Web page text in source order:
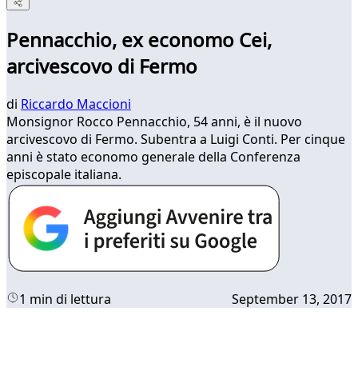
Pennacchio, ex economo Cei,
arcivescovo di Fermo
di Riccardo Maccioni
Monsignor Rocco Pennacchio, 54 anni, è il nuovo
arcivescovo di Fermo. Subentra a Luigi Conti. Per cinque
anni è stato economo generale della Conferenza
episcopale italiana.
1 min di lettura September 13, 2017